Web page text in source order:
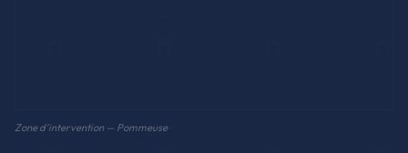
Zone d'intervention — Pommeuse